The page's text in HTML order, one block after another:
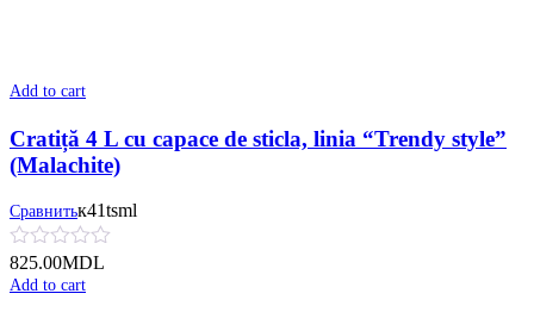
Add to cart
Cratiță 4 L cu сapace de sticla, linia “Trendy style”
(Malachite)
Сравнитьк41tsml
825.00MDL
Add to cart